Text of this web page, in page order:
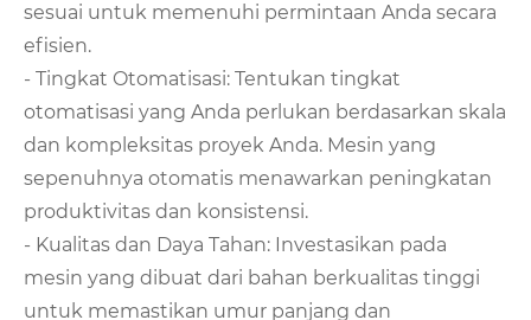
sesuai untuk memenuhi permintaan Anda secara
efisien.
- Tingkat Otomatisasi: Tentukan tingkat
otomatisasi yang Anda perlukan berdasarkan skala
dan kompleksitas proyek Anda. Mesin yang
sepenuhnya otomatis menawarkan peningkatan
produktivitas dan konsistensi.
- Kualitas dan Daya Tahan: Investasikan pada
mesin yang dibuat dari bahan berkualitas tinggi
untuk memastikan umur panjang dan